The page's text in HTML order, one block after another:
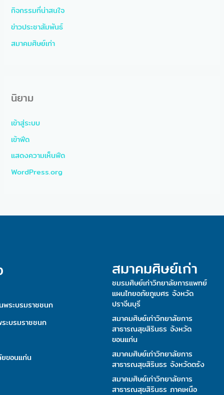
กิจกรรมที่น่าสนใจ
ข่าวประชาสัมพันธ์
สมาคมศิษย์เก่า
นิยาม
เข้าสู่ระบบ
เข้าฟีด
แสดงความเห็นฟีด
WordPress.org
สมาคมศิษย์เก่า
ชมรมศิษย์เก่าวิทยาลัยการแพทย์
แผนไทยอภัยภูเบศร จังหวัด
ปราจีนบุรี
สมาคมศิษย์เก่าวิทยาลัยการ
สาธารณสุขสิรินธร จังหวัด
ขอนแก่น
สมาคมศิษย์เก่าวิทยาลัยการ
สาธารณสุขสิรินธร จังหวัดตรัง
สมาคมศิษย์เก่าวิทยาลัยการ
สาธารณสุขสิรินธร ภาคเหนือ
ระบรมราชชนก
ะบรมราชชนก
ขอนแก่น